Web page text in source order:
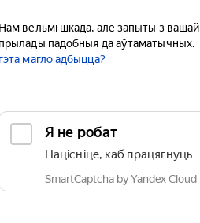
Нам вельмі шкада, але запыты з вашай
прылады падобныя да аўтаматычных.
гэта магло адбыцца?
Я не робат
Націсніце, каб працягнуць
SmartCaptcha by Yandex Cloud